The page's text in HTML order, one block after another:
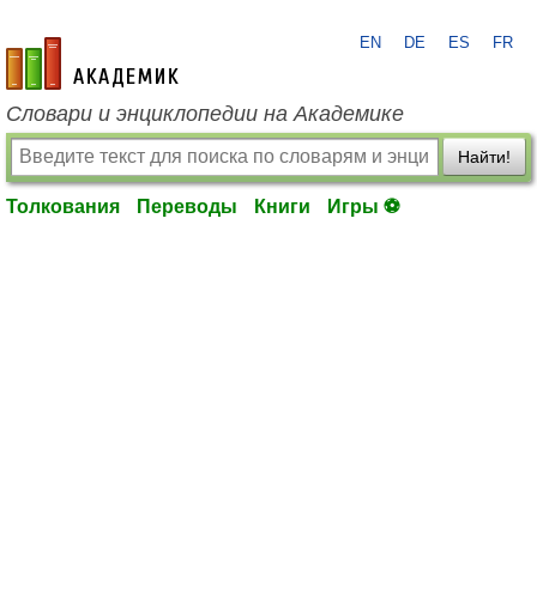
academic.ru
EN DE ES FR
Словари и энциклопедии на Академике
Найти!
Толкования Переводы Книги Игры ⚽